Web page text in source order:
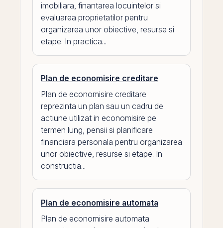
imobiliara, finantarea locuintelor si
evaluarea proprietatilor pentru
organizarea unor obiective, resurse si
etape. In practica...
Plan de economisire creditare
Plan de economisire creditare
reprezinta un plan sau un cadru de
actiune utilizat in economisire pe
termen lung, pensii si planificare
financiara personala pentru organizarea
unor obiective, resurse si etape. In
constructia...
Plan de economisire automata
Plan de economisire automata